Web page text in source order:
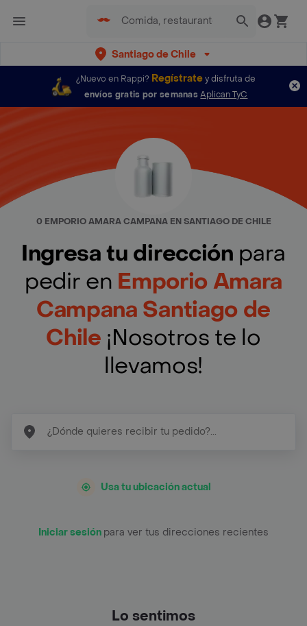
Santiago de Chile
¿Nuevo en Rappi? Regístratey disfruta de
envíos gratis por semanas Aplican TyC
0 EMPORIO AMARA CAMPANA EN SANTIAGO DE CHILE
Ingresa tu dirección para
pedir en Emporio Amara
Campana Santiago de
Chile ¡Nosotros te lo
llevamos!
Usa tu ubicación actual
Iniciar sesión para ver tus direcciones recientes
Lo sentimos